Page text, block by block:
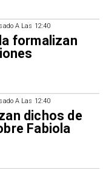
A Las 12:40
formalizan
A Las 12:40
dichos de
Fabiola